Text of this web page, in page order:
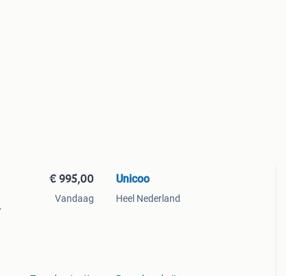
€ 995,00
Vandaag
Unicoo
Heel Nederland